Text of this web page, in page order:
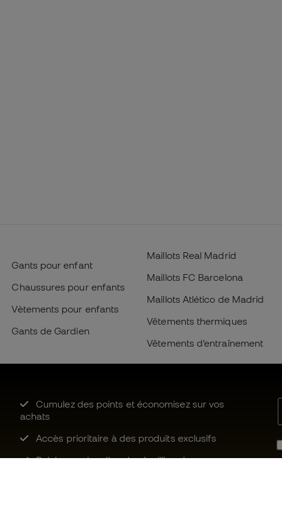
Gants pour enfant
Chaussures pour enfants
Vètements pour enfants
Gants de Gardien
Maillots Real Madrid
Maillots FC Barcelona
Maillots Atlético de Madrid
Vêtements thermiques
Vêtements d’entraînement
Cumulez des points et économisez sur vos
achats
Accès prioritaire à des produits exclusifs
Rejoignez plus d’un demi-million de